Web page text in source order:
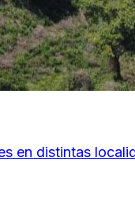
en distintas